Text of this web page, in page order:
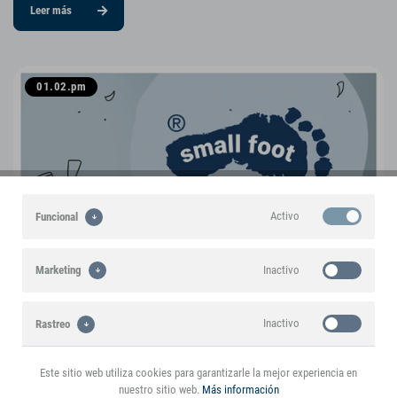
Leer más
01.02.pm
Legler OHG small foot company se llamará en
Funcional Activo
Marketing Inactivo
Rastreo Inactivo
Este sitio web utiliza cookies para garantizarle la mejor experiencia en
nuestro sitio web. Más información